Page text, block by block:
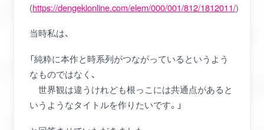
未分類 ダウンロードコンテンツ
開発のお話
TOP
STORY
CHARACTER
(https://dengekionline.com/elem/000/001/812/1812011/)
当時私は、
「純粋に本作と時系列がつながっているというよう
なものではなく、
世界観は違うけれども根っこには共通点があると
いうようなタイトルを作りたいです。」